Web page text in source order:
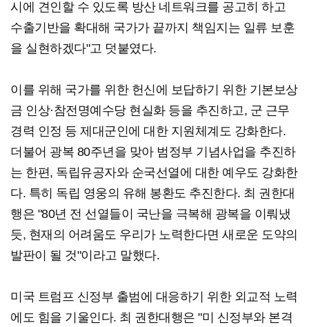
시에 견인할 수 있도록 방산 네트워크를 공고히 하고
수출기반을 확대해 국가가 끝까지 책임지는 일류 보훈
을 실현하겠다"고 덧붙였다.
이를 위해 국가를 위한 헌신에 보답하기 위한 기본보상
금 인상·참전명예수당 현실화 등을 추진하고, 군 근무
경력 인정 등 제대군인에 대한 지원체계도 강화한다.
더불어 광복 80주년을 맞아 범정부 기념사업을 추진하
는 한편, 독립유공자와 순국선열에 대한 예우도 강화한
다. 특히 독립 영웅의 유해 봉환도 추진한다. 최 권한대
행은 "80년 전 선열들이 국난을 극복해 광복을 이뤄냈
듯, 현재의 어려움도 우리가 노력한다면 새로운 도약의
발판이 될 것"이라고 말했다.
미국 트럼프 신정부 출범에 대응하기 위한 외교적 노력
에도 힘을 기울인다. 최 권한대행은 "미 신정부와 본격